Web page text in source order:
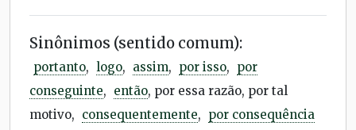
Sinônimos (sentido comum):
portanto, logo, assim, por isso, por
conseguinte, então, por essa razão, por tal
motivo, consequentemente, por consequência